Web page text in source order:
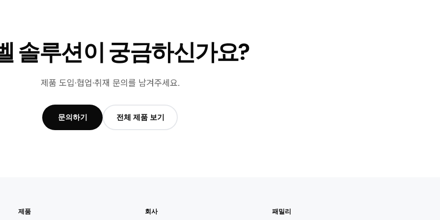
솔루션이 궁금하신가요?
제품 도입·협업·취재 문의를 남겨주세요.
문의하기 전체 제품 보기
제품 회사 패밀리